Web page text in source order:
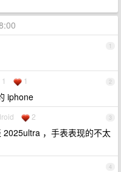
1
2
1
iphone
3
2
，手表表现的不太
4